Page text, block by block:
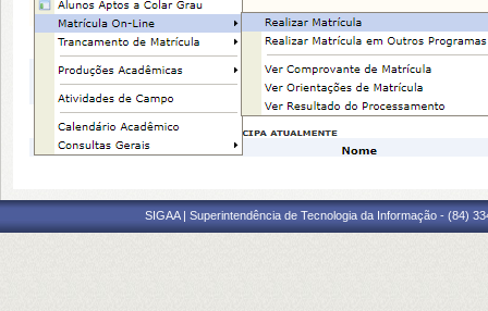
SIGAA | Superintendência de Tecnologia da Informação - (84)